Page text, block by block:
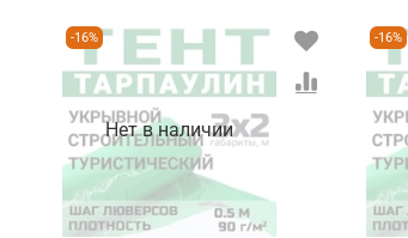
Нет в наличии
-16% -16%